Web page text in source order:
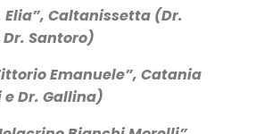
Elia”, Caltanissetta (Dr.
Santoro)
Emanuele”, Catania
e Dr. Gallina)